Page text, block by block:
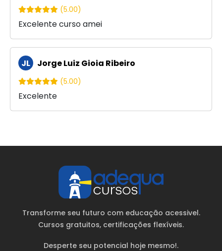
(5.00)
Excelente curso amei
JL Jorge Luiz Gioia Ribeiro
(5.00)
Excelente
Transforme seu futuro com educação acessivel.
Cursos gratuitos, certificações flexíveis.
Desperte seu potencial hoje mesmo!.